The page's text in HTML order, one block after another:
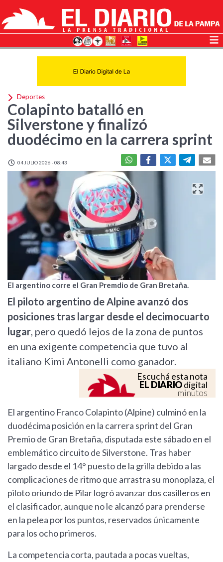
Deportes
Colapinto batalló en
Silverstone y finalizó
duodécimo en la carrera sprint
04 JULIO 2026 - 08:43
El argentino corre el Gran Premdio de Gran Bretaña.
El piloto argentino de Alpine avanzó dos
posiciones tras largar desde el decimocuarto
lugar, pero quedó lejos de la zona de puntos
en una exigente competencia que tuvo al
italiano Kimi Antonelli como ganador.
Escuchá esta nota
EL DIARIOdigital
minutos
El argentino Franco Colapinto (Alpine) culminó en la
duodécima posición en la carrera sprint del Gran
Premio de Gran Bretaña, disputada este sábado en el
emblemático circuito de Silverstone. Tras haber
largado desde el 14° puesto de la grilla debido a las
complicaciones de ritmo que arrastra su monoplaza, el
piloto oriundo de Pilar logró avanzar dos casilleros en
el clasificador, aunque no le alcanzó para prenderse
en la pelea por los puntos, reservados únicamente
para los ocho primeros.
La competencia corta, pautada a pocas vueltas,